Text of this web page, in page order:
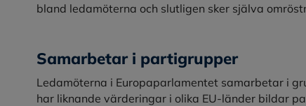
bland ledamöterna och slutligen sker själva
Samarbetar i partigrupper
Ledamöterna i Europaparlamentet samarbetar i
har liknande värderingar i olika EU-länder bildar